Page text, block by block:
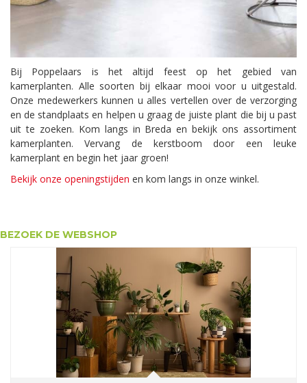
Bij Poppelaars is het altijd feest op het gebied van
kamerplanten. Alle soorten bij elkaar mooi voor u uitgestald.
Onze medewerkers kunnen u alles vertellen over de verzorging
en de standplaats en helpen u graag de juiste plant die bij u past
uit te zoeken. Kom langs in Breda en bekijk ons assortiment
kamerplanten. Vervang de kerstboom door een leuke
kamerplant en begin het jaar groen!
Bekijk onze openingstijden en kom langs in onze winkel.
BEZOEK DE WEBSHOP